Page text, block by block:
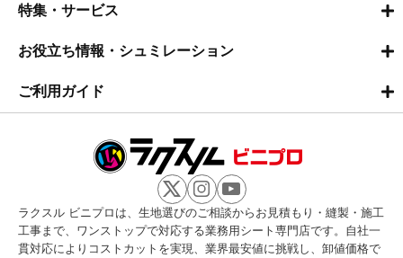
特集・サービス
お役立ち情報・シュミレーション
ご利用ガイド
ラクスル ビニプロは、生地選びのご相談からお見積もり・縫製・施工
工事まで、ワンストップで対応する業務用シート専門店です。自社一
貫対応によりコストカットを実現、業界最安値に挑戦し、卸値価格で